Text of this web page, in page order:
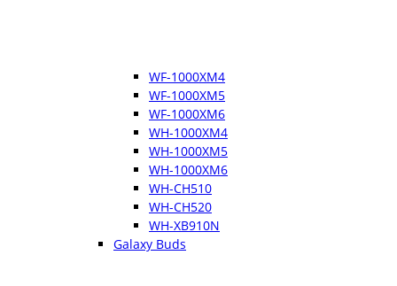
WF-1000XM4
WF-1000XM5
WF-1000XM6
WH-1000XM4
WH-1000XM5
WH-1000XM6
WH-CH510
WH-CH520
WH-XB910N
Galaxy Buds